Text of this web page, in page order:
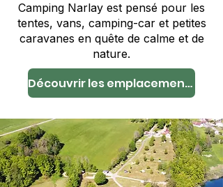
Camping Narlay est pensé pour les
tentes, vans, camping-car et petites
caravanes en quête de calme et de
nature.
Découvrir les emplacements